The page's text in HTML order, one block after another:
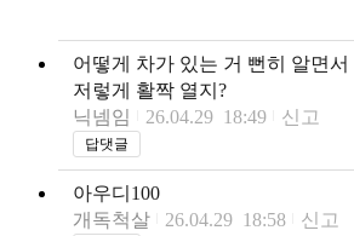
어떻게 차가 있는 거 뻔히 알면서
저렇게 활짝 열지?
닉넴임
26.04.29 18:49 신고
답댓글
아우디100
개독척살
26.04.29 18:58 신고